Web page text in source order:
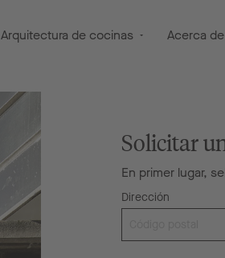
Arquitectura de cocinas Acerca de
Solicitar
En primer lugar,
Dirección